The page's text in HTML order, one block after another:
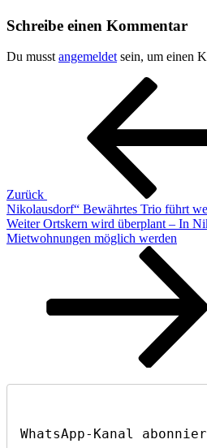
Schreibe einen Kommentar
Du musst angemeldet sein, um einen
Beitragsnavigation
Zurück
Nikolausdorf“ Bewährtes Trio führt
Nächster
Beitrag
Weiter Ortskern wird überplant – In
Mietwohnungen möglich werden